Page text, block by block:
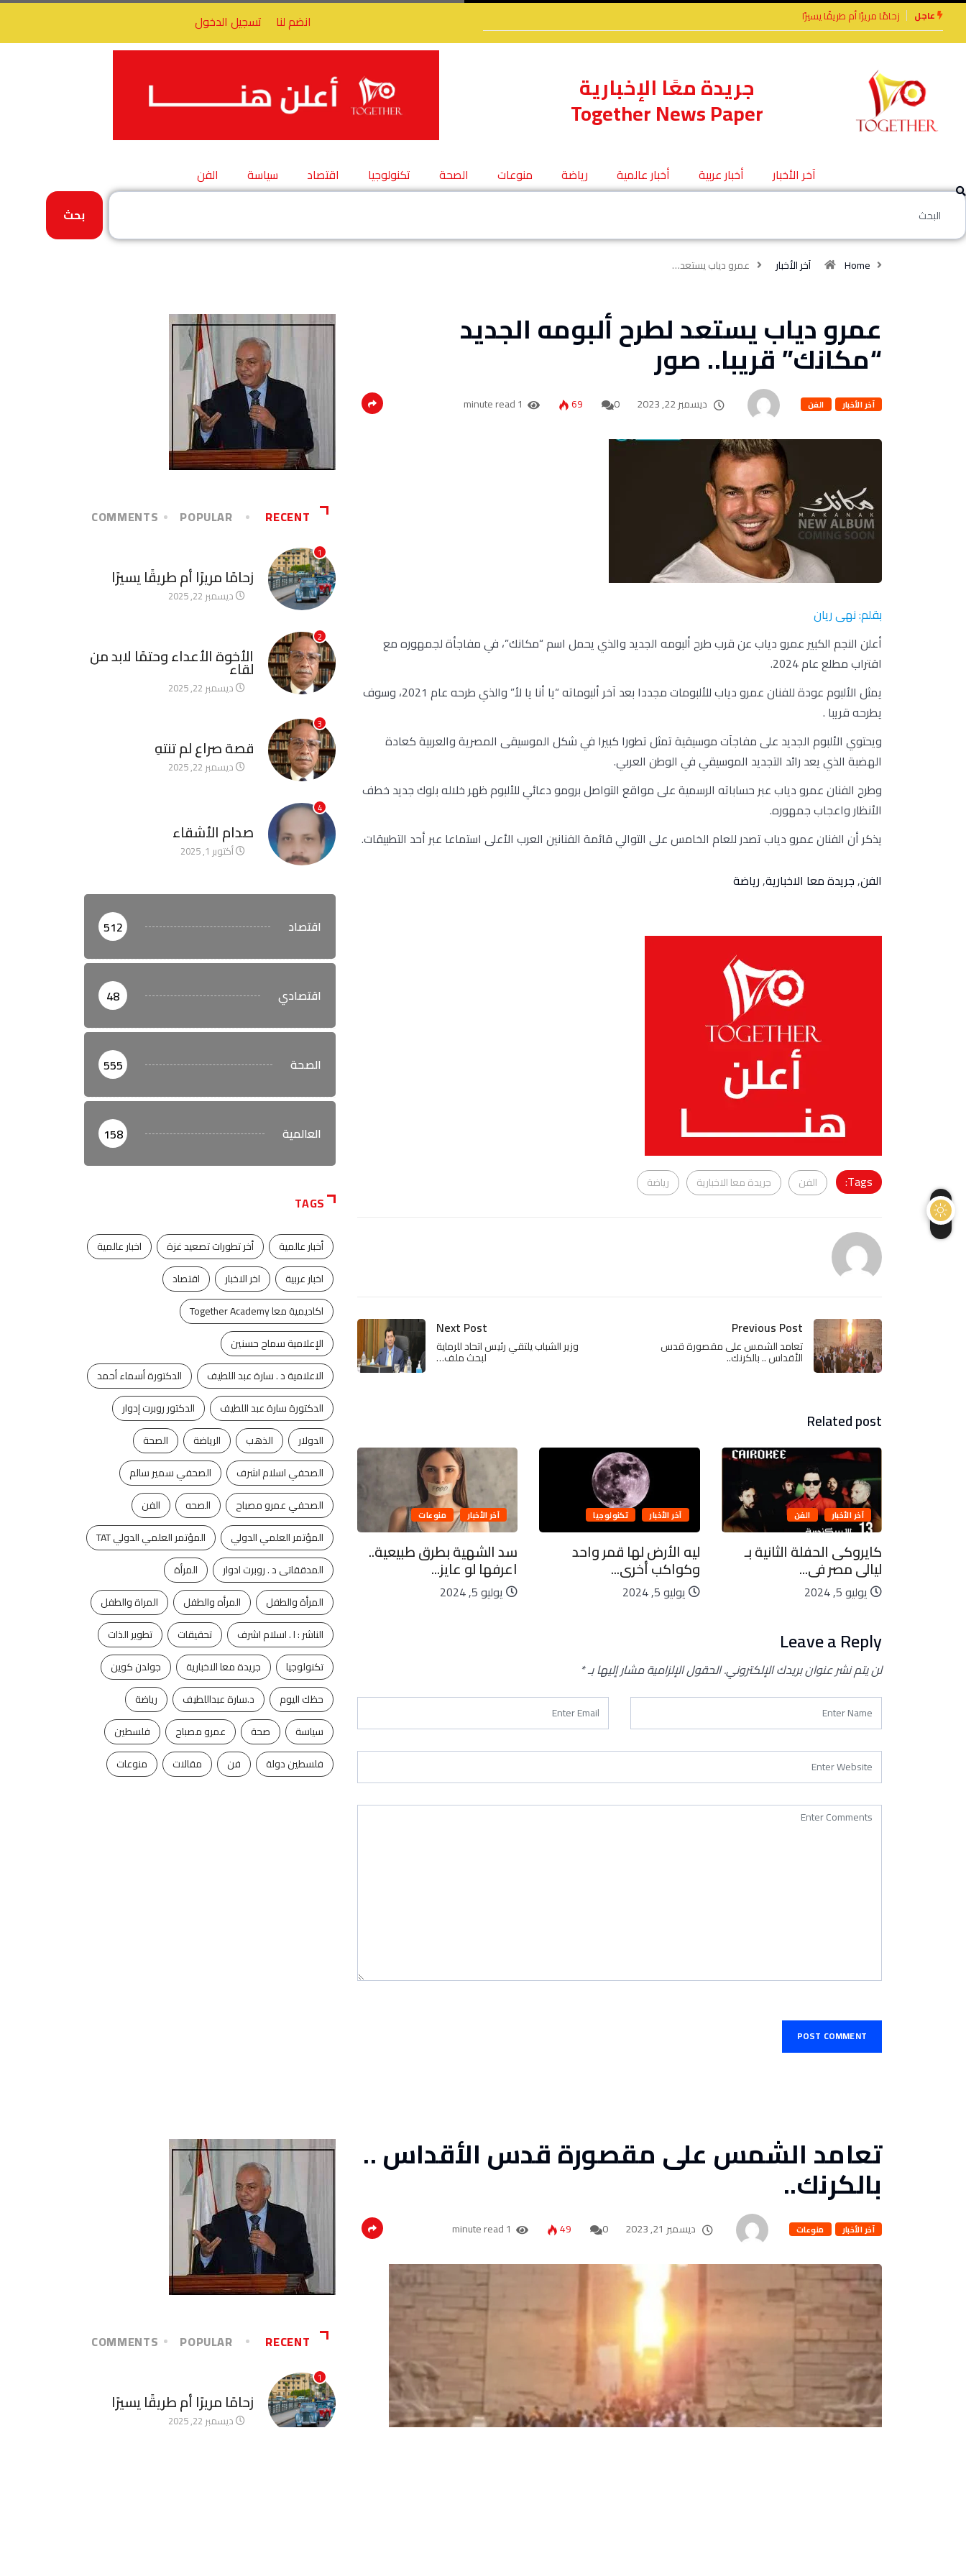
عاجل
أم طريقًا يسيرًاالأخوة الأعداء وحتمًا لابد
من لقاء
انضم لنا تسجيل الدخول
جريدة معًا الإخبارية
Together News Paper
آخر الأخبار أخبار عربية أخبار عالمية رياضة منوعات الصحة تكنولوجيا اقتصاد سياسة
الفن
بحث
Home آخر الأخبار عمرو دياب يستعد…
عمرو دياب يستعد لطرح ألبومه الجديد
“مكانك” قريبا.. صور
آخر الأخبار الفن ديسمبر 22, 2023 0
69
1 minute read
بقلم: نهى ريان
أعلن النجم الكبير عمرو دياب عن قرب طرح ألبومه الجديد والذي يحمل اسم “مكانك”، في مفاجأة لجمهوره مع
اقتراب مطلع عام 2024.
يمثل الألبوم عودة للفنان عمرو دياب للألبومات مجددا بعد آخر ألبوماته “يا أنا يا لأ” والذي طرحه عام 2021، وسوف
يطرحه قريبا .
ويحتوي الألبوم الجديد على مفاجآت موسيقية تمثل تطورا كبيرا في شكل الموسيقى المصرية والعربية كعادة
الهضبة الذي يعد رائد التجديد الموسيقي في الوطن العربي.
وطرح الفنان عمرو دياب عبر حساباته الرسمية على مواقع التواصل برومو دعائي للألبوم ظهر خلاله بلوك جديد خطف
الأنظار واعجاب جمهوره.
يذكر أن الفنان عمرو دياب تصدر للعام الخامس على التوالي قائمة الفنانين العرب الأعلى استماعا عبر أحد التطبيقات.
الفن,جريدة معا الاخبارية,رياضة
Tags: الفن جريدة معا الاخبارية رياضة
Previous Post
تعامد الشمس على مقصورة قدس
الأقداس .. بالكرنك..
Next Post
وزير الشباب يلتقي رئيس اتحاد للرماية
لبحث ملف…
Related post
آخر الأخبار الفن
كايروكى الحفلة الثانية بـ
ليالى مصر فى...
يوليو 5, 2024
آخر الأخبار تكنولوجيا
ليه الأرض لها قمر واحد
وكواكب أخرى...
يوليو 5, 2024
آخر الأخبار منوعات
سد الشهية بطرق طبيعية..
اعرفها لو عايز...
يوليو 5, 2024
آخر الأخبار الفن
كايروكى الحفلة الثانية بـ
ليالى مصر فى...
يوليو 5, 2024
آخر الأخبار
ليه الأرض لها قمر واحد
يوليو 5, 2024
Leave a Reply
لن يتم نشر عنوان بريدك الإلكتروني.الحقول الإلزامية مشار إليها بـ*
RECENT
POPULAR
COMMENTS
1
زحامًا مريرًا أم طريقًا يسيرًا
ديسمبر 22, 2025
2
الأخوة الأعداء وحتمًا لابد من
لقاء
ديسمبر 22, 2025
3
قصة صراع لم تنتهِ
ديسمبر 22, 2025
4
صدام الأشقاء
أكتوبر 1, 2025
اقتصاد 512
اقتصادي 48
الصحة 555
العالمية 158
TAGS
أخبار عالمية أخر تطورات تصعيد غزة
اخبار عالمية
اخبار عربية
اخر الاخبار
اقتصاد
اكاديمية معا Together Academy
الإعلامية سماح حسنين
الاعلامية د . سارة عبد اللطيف
الدكتورة أسماء أحمد
الدكتورة سارة عبد اللطيف
الدكتور روبرت إدوار
الدولار
الذهب الرياضة
الصحة
الصحفي اسلام اشرف
الصحفي سمير سالم
الصحفي عمرو مصباح
الصحه
الفن
المؤتمر العلمي الدولي
المؤتمر العلمي الدولي TAT
المدققاتى د . روبرت ادوار
المرأة
المرأة والطفل
المرأه والطفل
المراة والطفل
الناشر : ا . اسلام اشرف
تحقيقات
تطوير الذات
تكنولوجيا
جريدة معا الاخبارية
جولدن كوين
حظك اليوم
د.سارة عبداللطيف
رياضة
سياسة
صحة عمرو مصباح
فلسطين
فلسطين دولة
فن مقالات منوعات
تعامد الشمس على مقصورة قدس الأقداس ..
بالكرنك..
آخر الأخبار منوعات ديسمبر 21, 2023 0
49
1 minute read
RECENT
POPULAR
COMMENTS
1
زحامًا مريرًا أم طريقًا يسيرًا
ديسمبر 22, 2025